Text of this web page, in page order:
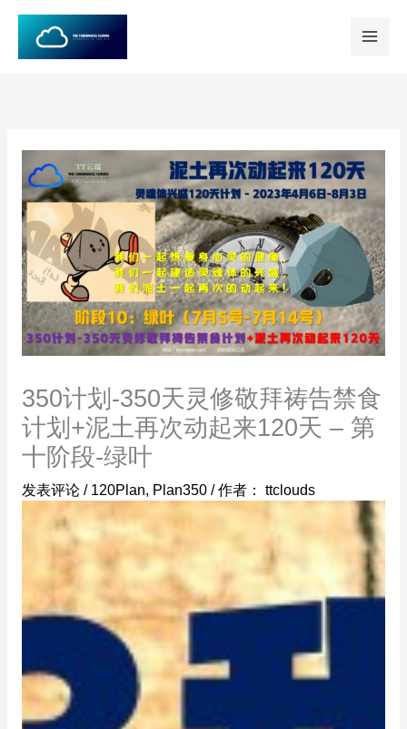
350计划-350天灵修敬拜祷告禁食
计划+泥土再次动起来120天 – 第
十阶段-绿叶
发表评论 / 120Plan, Plan350/ 作者： ttclouds